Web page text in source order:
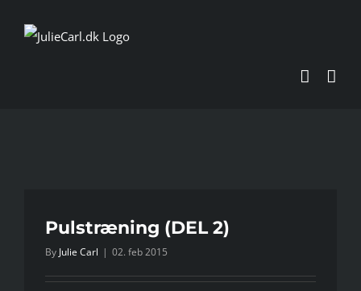
Pulstræning (DEL 2)
By Julie Carl | 02. feb 2015